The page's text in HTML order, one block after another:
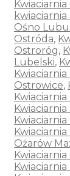
Kwiaciarnia
kwiaciarnia
Ośno
Ostróda,
Ostroróg,
Lubelski,
Ostrowice,
Ożarów